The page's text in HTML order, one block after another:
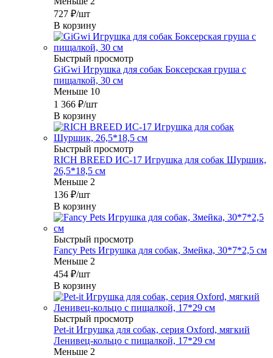
727 ₽/шт
В корзину
Быстрый просмотр
GiGwi Игрушка для собак Боксерская груша с
пищалкой, 30 см
Меньше 10
1 366 ₽/шт
В корзину
Быстрый просмотр
RICH BREED ИС-17 Игрушка для собак Шуршик,
26,5*18,5 см
Меньше 2
136 ₽/шт
В корзину
Быстрый просмотр
Fancy Pets Игрушка для собак, Змейка, 30*7*2,5 см
Меньше 2
454 ₽/шт
В корзину
Быстрый просмотр
Pet-it Игрушка для собак, серия Oxford, мягкий
Ленивец-кольцо с пищалкой, 17*29 см
Меньше 2